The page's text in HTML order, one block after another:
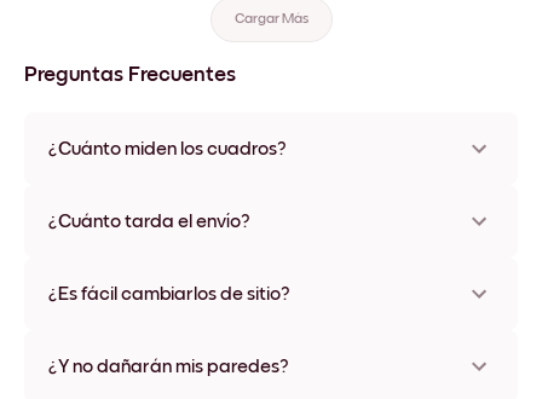
Cargar Más
Preguntas Frecuentes
¿Cuánto miden los cuadros?
varios materiales y colores de marco, incluidas opciones sin
¿Cuánto tarda el envío?
disponibles en algunos países. Te enviaremos un número de
¿Es fácil cambiarlos de sitio?
ningún daño
¿Y no dañarán mis paredes?